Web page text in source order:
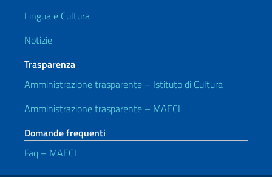
Lingua e Cultura
Notizie
Trasparenza
Amministrazione trasparente – Istituto di Cultura
Amministrazione trasparente – MAECI
Domande frequenti
Faq – MAECI